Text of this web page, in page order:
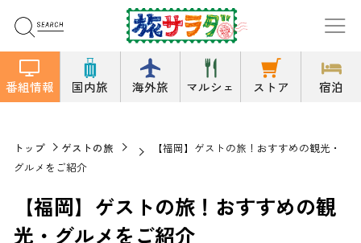
番組情報 国内旅 海外旅 マルシェ ストア 宿泊
トップ ゲストの旅
【福岡】ゲストの旅！おすすめの観光・
グルメをご紹介
【福岡】ゲストの旅！おすすめの観
光・グルメをご紹介